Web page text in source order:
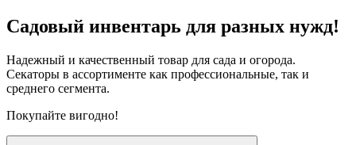
Садовый инвентарь для разных нужд!
Надежный и качественный товар для сада и огорода.
Секаторы в ассортименте как профессиональные, так и
среднего сегмента.
Покупайте вигодно!